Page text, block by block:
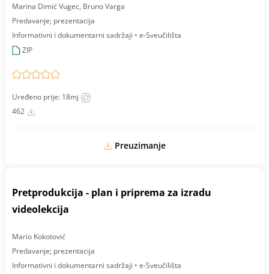
Marina Dimić Vugec, Bruno Varga
Predavanje; prezentacija
Informativni i dokumentarni sadržaji • e-Sveučilišta
ZIP
Uređeno prije: 18mj
462
Preuzimanje
Pretprodukcija - plan i priprema za izradu
videolekcija
Mario Kokotović
Predavanje; prezentacija
Informativni i dokumentarni sadržaji • e-Sveučilišta